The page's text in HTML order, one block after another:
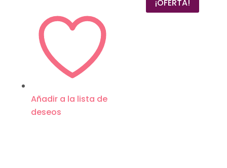
Añadir a la lista de
deseos
¡OFERTA!